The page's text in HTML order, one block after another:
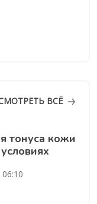
ВСЁ
тонуса кожи